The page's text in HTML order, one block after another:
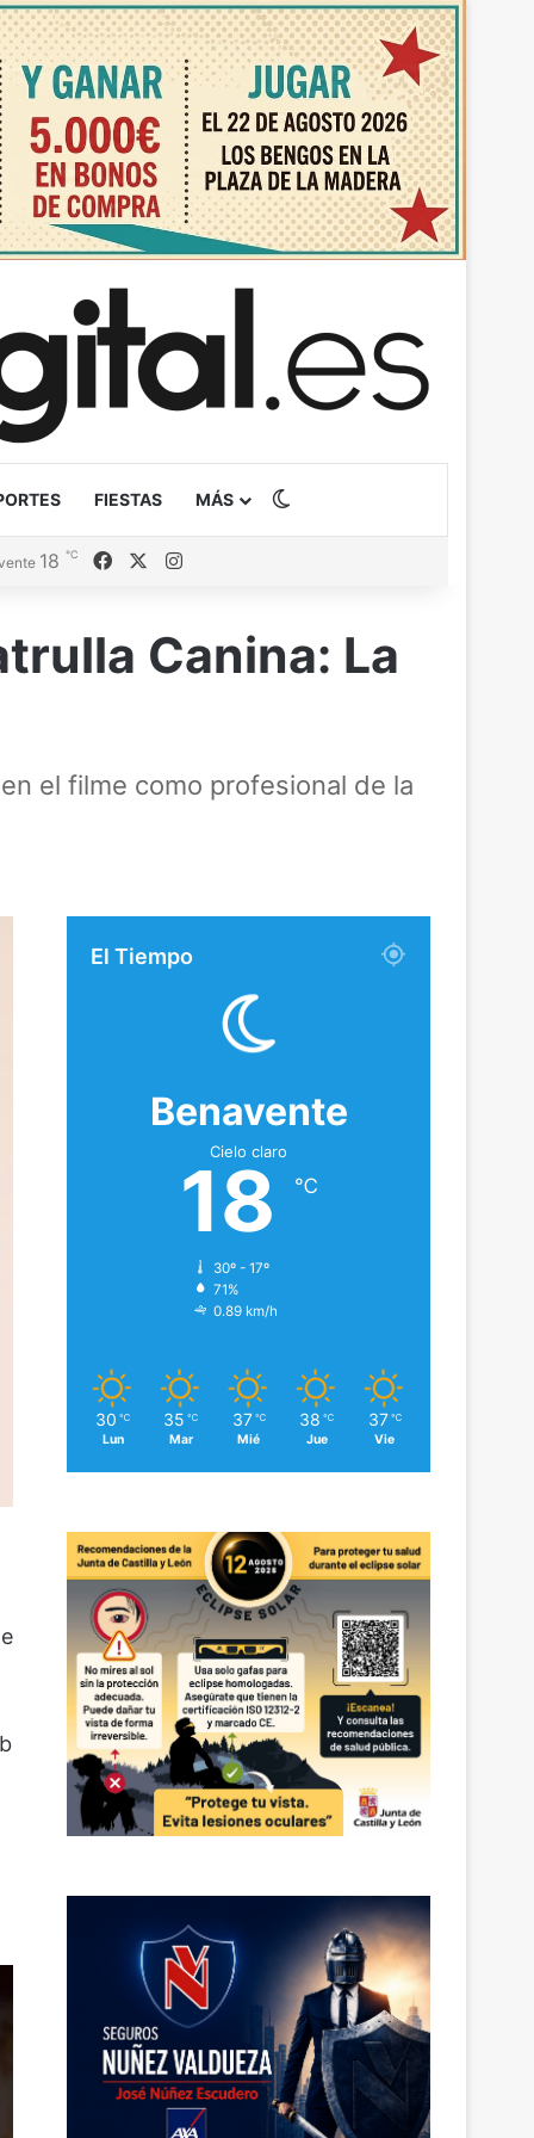
FIESTAS MÁS
18 ℃ FacebookInstagram
Canina: La
el filme como profesional de la
El Tiempo
Benavente
Cielo claro
18 ℃
30º - 17º
71%
0.89 km/h
30 ℃
Lun
35 ℃
Mar
37 ℃
Mié
38 ℃
Jue
37 ℃
Vie